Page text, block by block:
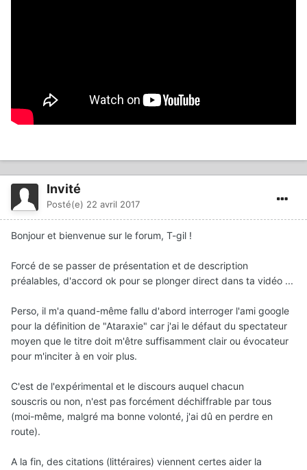
Invité
Posté(e) 22 avril 2017
Bonjour et bienvenue sur le forum, T-gil !
Forcé de se passer de présentation et de description
préalables, d'accord ok pour se plonger direct dans ta vidéo ...
Perso, il m'a quand-même fallu d'abord interroger l'ami google
pour la définition de "Ataraxie" car j'ai le défaut du spectateur
moyen que le titre doit m'être suffisamment clair ou évocateur
pour m'inciter à en voir plus.
C'est de l'expérimental et le discours auquel chacun
souscris ou non, n'est pas forcément déchiffrable par tous
(moi-même, malgré ma bonne volonté, j'ai dû en perdre en
route).
A la fin, des citations (littéraires) viennent certes aider la